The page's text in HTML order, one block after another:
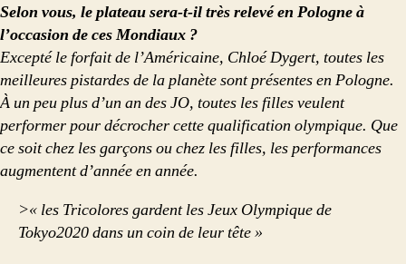
Selon vous, le plateau sera-t-il très relevé en Pologne à
l’occasion de ces Mondiaux ?
Excepté le forfait de l’Américaine, Chloé Dygert, toutes les
meilleures pistardes de la planète sont présentes en Pologne.
À un peu plus d’un an des JO, toutes les filles veulent
performer pour décrocher cette qualification olympique. Que
ce soit chez les garçons ou chez les filles, les performances
augmentent d’année en année.
>« les Tricolores gardent les Jeux Olympique de
Tokyo2020 dans un coin de leur tête »